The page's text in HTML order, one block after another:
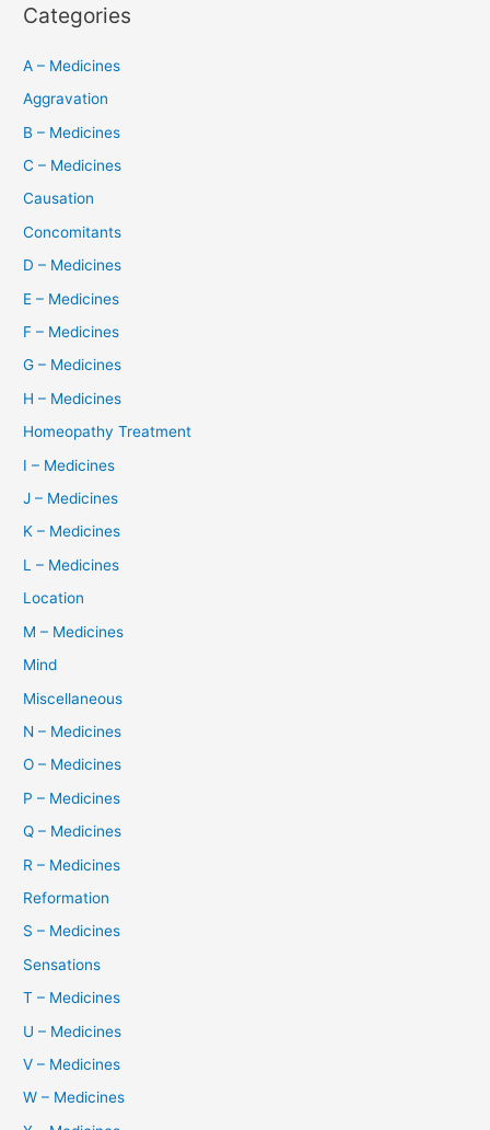
Categories
A – Medicines
Aggravation
B – Medicines
C – Medicines
Causation
Concomitants
D – Medicines
E – Medicines
F – Medicines
G – Medicines
H – Medicines
Homeopathy Treatment
I – Medicines
J – Medicines
K – Medicines
L – Medicines
Location
M – Medicines
Mind
Miscellaneous
N – Medicines
O – Medicines
P – Medicines
Q – Medicines
R – Medicines
Reformation
S – Medicines
Sensations
T – Medicines
U – Medicines
V – Medicines
W – Medicines